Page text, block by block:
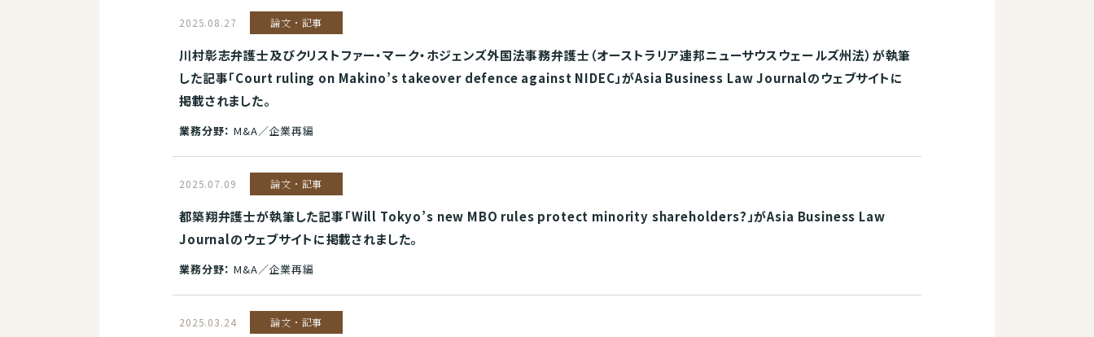
2025.08.27 論文・記事
川村彰志弁護士及びクリストファー・マーク・ホジェンズ外国法事務弁護士（オーストラリア連邦ニューサウスウェールズ州法）が執筆
した記事「Court ruling on Makino’s takeover defence against NIDEC」がAsia Business Law Journalのウェブサイトに
掲載されました。
業務分野： M&A／企業再編
2025.07.09 論文・記事
都築翔弁護士が執筆した記事「Will Tokyo’s new MBO rules protect minority shareholders?」がAsia Business Law
Journalのウェブサイトに掲載されました。
業務分野： M&A／企業再編
2025.03.24 論文・記事